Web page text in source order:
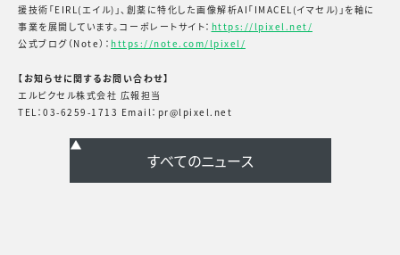
援技術「EIRL(エイル)」、創薬に特化した画像解析AI「IMACEL(イマセル)」を軸に
事業を展開しています。コーポレートサイト： https://lpixel.net/
公式ブログ（Note）： https://note.com/lpixel/
【お知らせに関するお問い合わせ】
エルピクセル株式会社 広報担当
TEL：03-6259-1713 Email：pr@lpixel.net